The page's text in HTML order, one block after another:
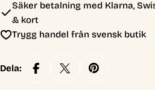
Säker betalning med Klarna,
& kort
Trygg handel från svensk butik
Dela: